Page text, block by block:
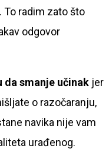
To radim zato što
odgovor
smanje učinak jer
o razočaranju,
navika nije vam
urađenog.